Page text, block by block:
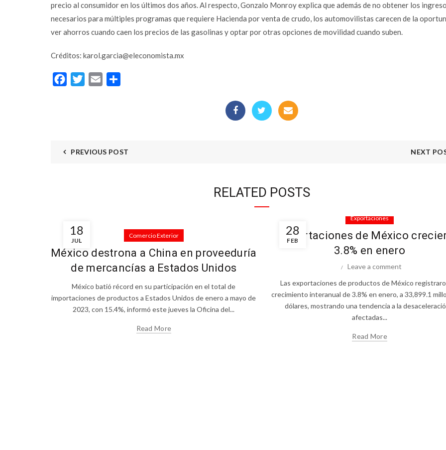
precio al consumidor en los últimos dos años. Al respecto, Gonzalo Monroy explica que además de no obtener los
necesarios para múltiples programas que requiere Hacienda por venta de crudo, los automovilistas carecen de la
ver ahorros cuando caen los precios de las gasolinas y optar por otras opciones de movilidad cuando suben.
Créditos: karol.garcia@eleconomista.mx
FacebookTwitterEmail
PREVIOUS POST NEXT
RELATED POSTS
18
JUL
Comercio Exterior
México destrona a China en proveeduría
de mercancías a Estados Unidos
México batió récord en su participación en el total de
importaciones de productos a Estados Unidos de enero a mayo de
2023, con 15.4%, informó este jueves la Oficina del...
Read More
28
FEB
Exportaciones
Exportaciones de México
3.8% en enero
Leave a comment
Las exportaciones de productos de México
crecimiento interanual de 3.8% en enero, a 33,899.1
dólares, mostrando una tendencia a la
afectadas...
Read More